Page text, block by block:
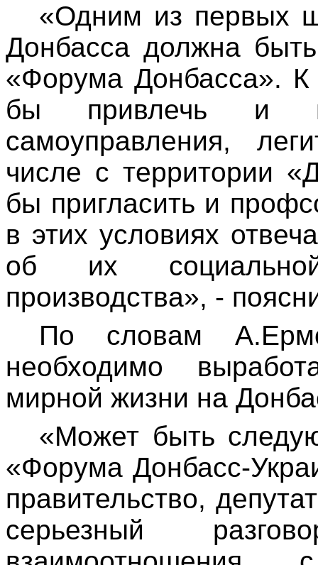
«Одним из первых
Донбасса должна
«Форума Донбасса».
бы привлечь и
самоуправления,
числе с территории
бы пригласить и
в этих условиях
об их
производства», -
По словам
необходимо
мирной жизни на
«Может быть
«Форума Донбасс-
правительство,
серьезный